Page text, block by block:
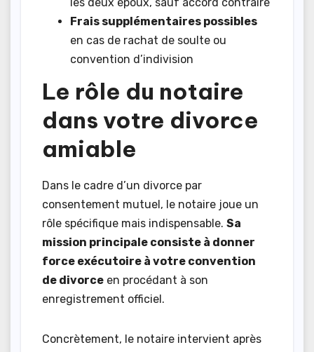
Frais supplémentaires possibles
en cas de rachat de soulte ou
convention d’indivision
Le rôle du notaire
dans votre divorce
amiable
Dans le cadre d’un divorce par
consentement mutuel, le notaire joue un
rôle spécifique mais indispensable. Sa
mission principale consiste à donner
force exécutoire à votre convention
de divorce en procédant à son
enregistrement officiel.
Concrètement, le notaire intervient après